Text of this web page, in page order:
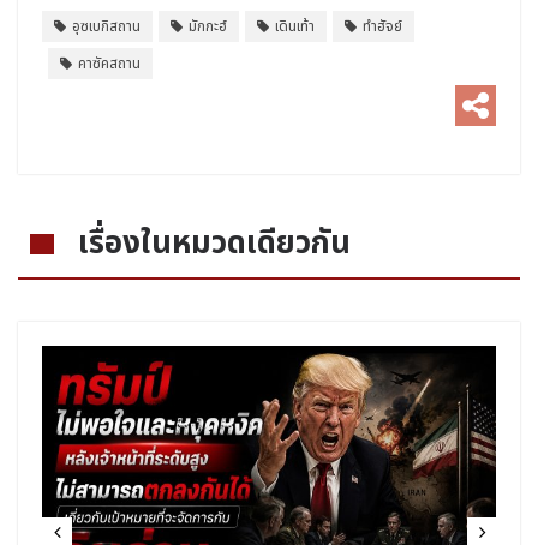
อุซเบกิสถาน มักกะฮ์ เดินเท้า
ทำฮัจย์
คาซัคสถาน
เรื่องในหมวดเดียวกัน